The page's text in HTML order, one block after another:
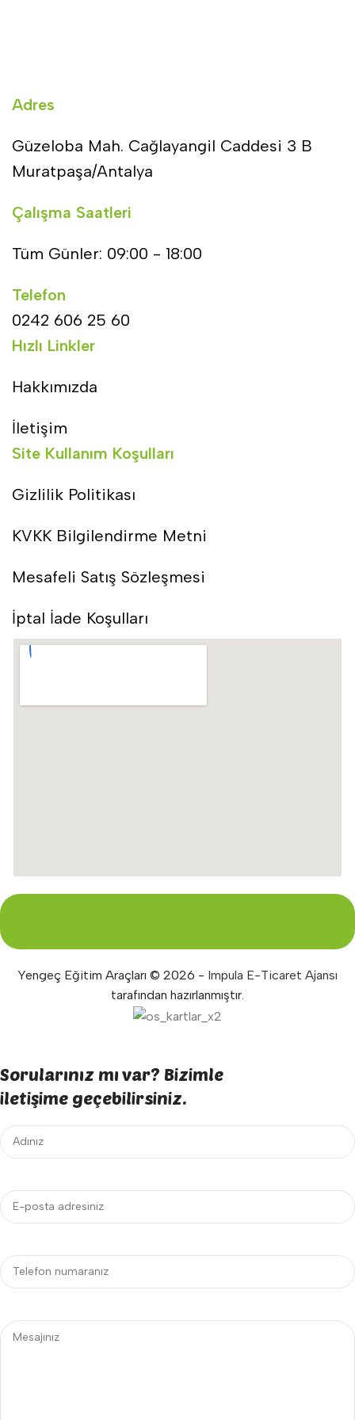
Adres
Güzeloba Mah. Cağlayangil Caddesi 3 B
Muratpaşa/Antalya
Çalışma Saatleri
Tüm Günler: 09:00 - 18:00
Telefon
0242 606 25 60
Hızlı Linkler
Hakkımızda
İletişim
Site Kullanım Koşulları
Gizlilik Politikası
KVKK Bilgilendirme Metni
Mesafeli Satış Sözleşmesi
İptal İade Koşulları
Yengeç Eğitim Araçları © 2026 - Impula E-Ticaret Ajansı
tarafından hazırlanmıştır.
Sorularınız mı var? Bizimle
iletişime geçebilirsiniz.